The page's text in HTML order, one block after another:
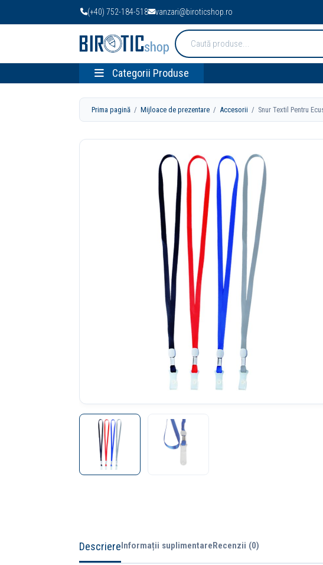
(+40) 752-184-518 vanzari@biroticshop.ro
Cauta
produse:
Categorii Produse
Prima pagină /Mijloace de prezentare /Accesorii / Snur Textil Pentru
DescriereInformații suplimentareRecenzii (0)